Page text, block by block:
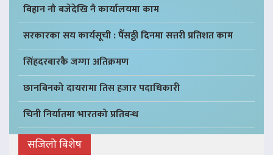
बिहान नौ बजेदेखि नै कार्यालयमा काम
सरकारका सय कार्यसूची : पैँसठ्ठी दिनमा सत्तरी प्रतिशत काम
सिंहदरबारकै जग्गा अतिक्रमण
छानबिनको दायरामा तिस हजार पदाधिकारी
चिनी निर्यातमा भारतको प्रतिबन्ध
सजिलो बिशेष